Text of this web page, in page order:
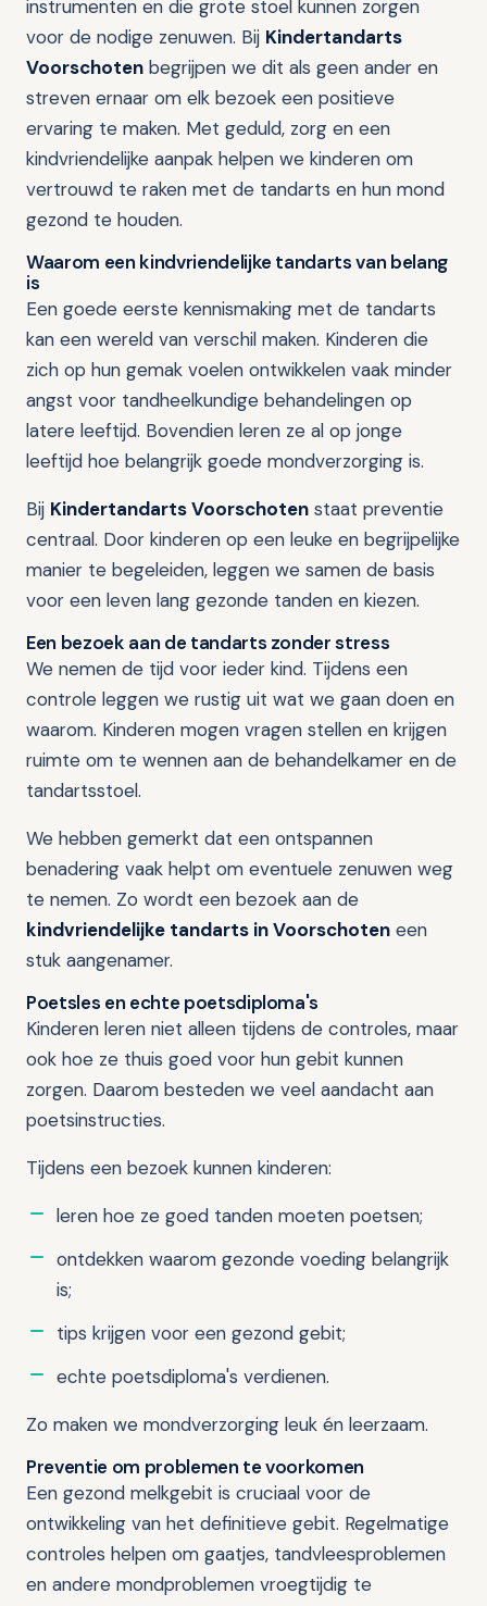
instrumenten en die grote stoel kunnen zorgen
voor de nodige zenuwen. Bij Kindertandarts
Voorschoten begrijpen we dit als geen ander en
streven ernaar om elk bezoek een positieve
ervaring te maken. Met geduld, zorg en een
kindvriendelijke aanpak helpen we kinderen om
vertrouwd te raken met de tandarts en hun mond
gezond te houden.
Waarom een kindvriendelijke tandarts van belang
is
Een goede eerste kennismaking met de tandarts
kan een wereld van verschil maken. Kinderen die
zich op hun gemak voelen ontwikkelen vaak minder
angst voor tandheelkundige behandelingen op
latere leeftijd. Bovendien leren ze al op jonge
leeftijd hoe belangrijk goede mondverzorging is.
Bij Kindertandarts Voorschoten staat preventie
centraal. Door kinderen op een leuke en begrijpelijke
manier te begeleiden, leggen we samen de basis
voor een leven lang gezonde tanden en kiezen.
Een bezoek aan de tandarts zonder stress
We nemen de tijd voor ieder kind. Tijdens een
controle leggen we rustig uit wat we gaan doen en
waarom. Kinderen mogen vragen stellen en krijgen
ruimte om te wennen aan de behandelkamer en de
tandartsstoel.
We hebben gemerkt dat een ontspannen
benadering vaak helpt om eventuele zenuwen weg
te nemen. Zo wordt een bezoek aan de
kindvriendelijke tandarts in Voorschoten een
stuk aangenamer.
Poetsles en echte poetsdiploma's
Kinderen leren niet alleen tijdens de controles, maar
ook hoe ze thuis goed voor hun gebit kunnen
zorgen. Daarom besteden we veel aandacht aan
poetsinstructies.
Tijdens een bezoek kunnen kinderen:
leren hoe ze goed tanden moeten poetsen;
ontdekken waarom gezonde voeding belangrijk
is;
tips krijgen voor een gezond gebit;
echte poetsdiploma's verdienen.
Zo maken we mondverzorging leuk én leerzaam.
Preventie om problemen te voorkomen
Een gezond melkgebit is cruciaal voor de
ontwikkeling van het definitieve gebit. Regelmatige
controles helpen om gaatjes, tandvleesproblemen
en andere mondproblemen vroegtijdig te